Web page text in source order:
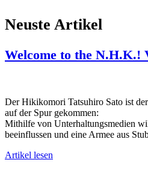
Neuste Artikel
Welcome to the N.H.K.!
Der Hikikomori Tatsuhiro Sato ist
auf der Spur gekommen:
Mithilfe von Unterhaltungsmedien
beeinflussen und eine Armee aus
Artikel lesen